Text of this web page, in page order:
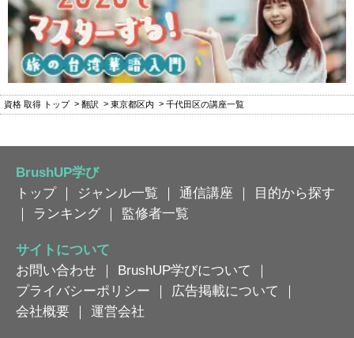
資格 取得 トップ 翻訳 東京都区内 千代田区の講座一覧
BrushUP学び
トップ｜ ジャンル一覧 ｜ 通信講座 ｜
目的から探す
｜
ランキング ｜ 監修者一覧
サイトについて
お問い合わせ ｜ BrushUP学びについて
｜
プライバシーポリシー ｜ 広告掲載について
｜
会社概要 ｜ 運営会社